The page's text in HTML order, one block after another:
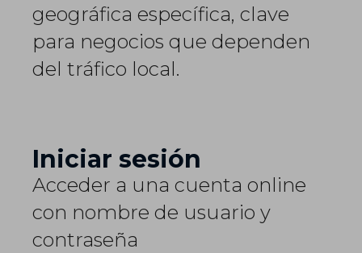
geográfica específica, clave
para negocios que dependen
del tráfico local.
Iniciar sesión
Acceder a una cuenta online
con nombre de usuario y
contraseña